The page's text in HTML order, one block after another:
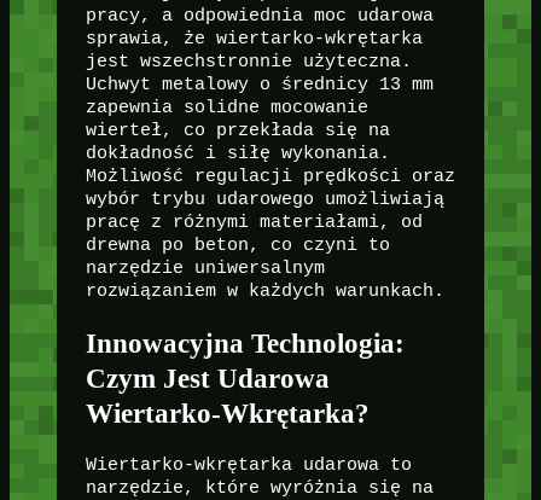
pracy, a odpowiednia moc udarowa
sprawia, że wiertarko-wkrętarka
jest wszechstronnie użyteczna.
Uchwyt metalowy o średnicy 13 mm
zapewnia solidne mocowanie
wierteł, co przekłada się na
dokładność i siłę wykonania.
Możliwość regulacji prędkości oraz
wybór trybu udarowego umożliwiają
pracę z różnymi materiałami, od
drewna po beton, co czyni to
narzędzie uniwersalnym
rozwiązaniem w każdych warunkach.
Innowacyjna Technologia:
Czym Jest Udarowa
Wiertarko-Wkrętarka?
Wiertarko-wkrętarka udarowa to
narzędzie, które wyróżnia się na